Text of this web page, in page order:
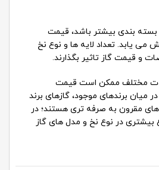
بندی بیشتر باشد، قیمت
می یابد. تعداد لایه ها و نوع نخ
و قیمت گاز تاثیر بگذارند.
مختلف ممکن است قیمت
میان برندهای موجود، گازهای برند
مقرون به صرفه تری هستند؛ در
بیشتری در نوع نخ و مدل های گاز